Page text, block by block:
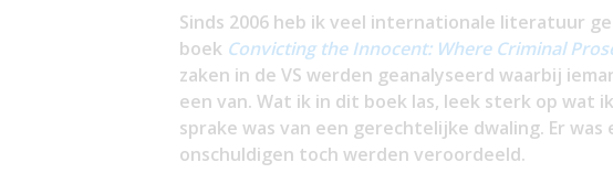
Sinds 2006 heb ik veel internationale literatuur
boek Convicting the Innocent: Where Criminal
zaken in de VS werden geanalyseerd waarbij
een van. Wat ik in dit boek las, leek sterk op wat
sprake was van een gerechtelijke dwaling. Er
onschuldigen toch werden veroordeeld.